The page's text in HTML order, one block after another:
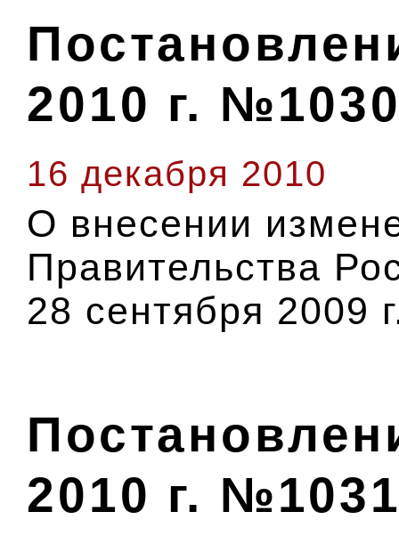
2010 г.
16 декабря 2010
О внесении
Правительства
28 сентября 2009
2010 г.